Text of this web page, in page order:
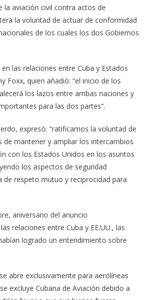
la aviación civil contra actos de
la voluntad de actuar de conformidad
de los cuales los dos Gobiernos
las relaciones entre Cuba y Estados
Foxx, quien añadió: “el inicio de los
los lazos entre ambas naciones y
para las dos partes”.
expresó: “ratificamos la voluntad de
de mantener y ampliar los intercambios
con los Estados Unidos en los asuntos
los aspectos de seguridad
de respeto mutuo y reciprocidad para
aniversario del anuncio
relaciones entre Cuba y EE.UU., las
logrado un entendimiento sobre
abre exclusivamente para aerolíneas
excluye Cubana de Aviación debido a